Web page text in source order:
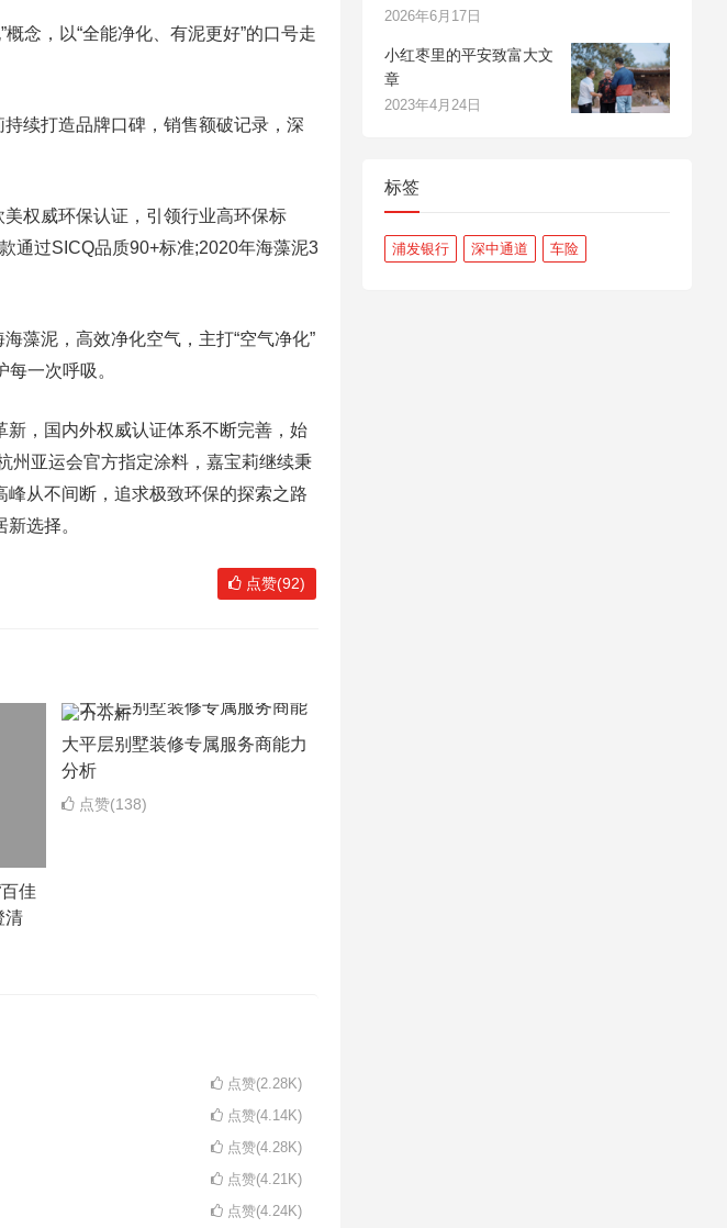
念，以“全能净化、有泥更好”的口号走
续打造品牌口碑，销售额破记录，深
权威环保认证，引领行业高环保标
通过SICQ品质90+标准;2020年海藻泥3
泥，高效净化空气，主打“空气净化”
一次呼吸。
，国内外权威认证体系不断完善，始
州亚运会官方指定涂料，嘉宝莉继续秉
从不间断，追求极致环保的探索之路
选择。
点赞(92)
佳
清
大平层别墅装修专属服务商能力
分析
点赞(138)
点赞(2.28K)
点赞(4.14K)
点赞(4.28K)
点赞(4.21K)
点赞(4.24K)
2026年6月17日
小红枣里的平安致富大文
章
2023年4月24日
标签
浦发银行 深中通道 车险